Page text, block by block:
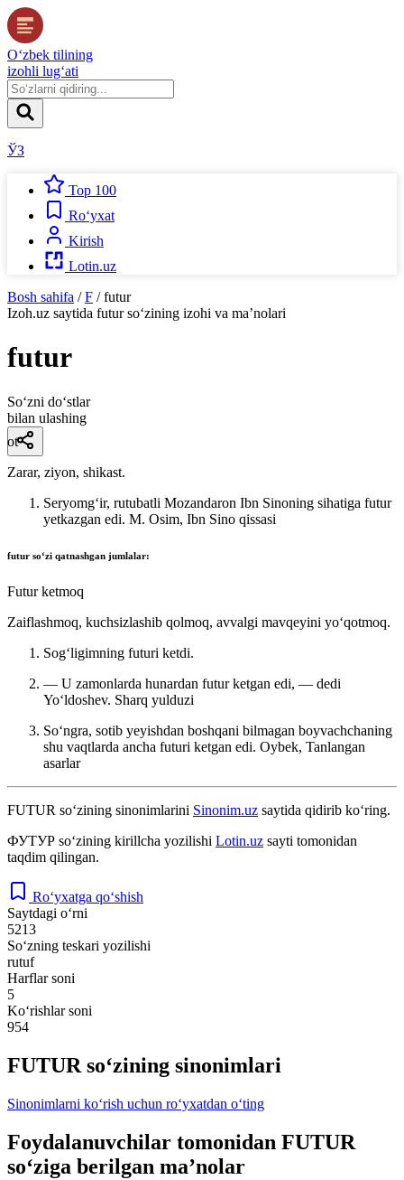
O‘zbek tilining
izohli lug‘ati
ЎЗ
Top 100
Ro‘yxat
Kirish
Lotin.uz
Bosh sahifa / F / futur
Izoh.uz saytida futurso‘zining izohi va ma’nolari
futur
So‘zni do‘stlar
bilan ulashing
ot
Zarar, ziyon, shikast.
Seryomgʻir, rutubatli Mozandaron Ibn Sinoning sihatiga futur
yetkazgan edi. M. Osim, Ibn Sino qissasi
futur soʻzi qatnashgan jumlalar:
Futur ketmoq
Zaiflashmoq, kuchsizlashib qolmoq, avvalgi mavqeyini yoʻqotmoq.
Sogʻligimning futuri ketdi.
— U zamonlarda hunardan futur ketgan edi, — dedi
Yoʻldoshev. Sharq yulduzi
Soʻngra, sotib yeyishdan boshqani bilmagan boyvachchaning
shu vaqtlarda ancha futuri ketgan edi. Oybek, Tanlangan
asarlar
FUTUR so‘zining sinonimlarini Sinonim.uz saytida qidirib ko‘ring.
ФУТУР so‘zining kirillcha yozilishi Lotin.uz sayti tomonidan
taqdim qilingan.
Ro‘yxatga qo‘shish
Saytdagi o‘rni
5213
So‘zning teskari yozilishi
rutuf
Harflar soni
5
Ko‘rishlar soni
954
FUTUR so‘zining sinonimlari
Sinonimlarni ko‘rish uchun ro‘yxatdan o‘ting
Foydalanuvchilar tomonidan FUTUR
so‘ziga berilgan ma’nolar